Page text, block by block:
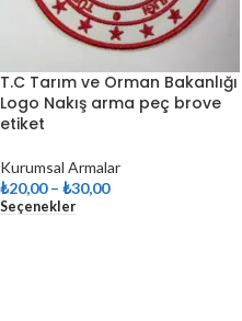
T.C Tarım ve Orman Bakanlığı
Logo Nakış arma peç brove
etiket
Kurumsal Armalar
₺20,00 – ₺30,00
Seçenekler